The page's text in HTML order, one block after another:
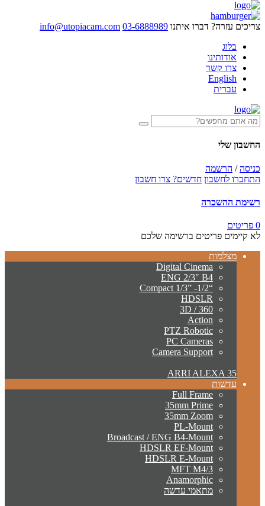
צריכים עזרה? דברו איתנו 03-6888989
info@utopiacam.com
בלוג
אודותינו
צרו קשר
English
עברית
החשבון שלי
כניסה/ הרשמה
התחברו לחשבון חדשים? צרו חשבון
רשימת ההשכרה
0 פריטים
לא קיימים פריטים ברשימה שלכם
מצלמות
Digital Cinema
ENG 2/3″ B4
“Compact 1/3” -1/2
HDSLR
3D / 360
Action
PTZ Robotic
PC Cameras
Camera Support
ARRI ALEXA 35
עדשות
Full Frame
35mm Prime
35mm Zoom
PL-Mount
Broadcast / ENG B4-Mount
HDSLR EF-Mount
HDSLR E-Mount
MFT M4/3
Anamorphic
מתאמי עדשה